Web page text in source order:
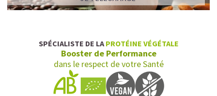
SPÉCIALISTE DE LA PROTÉINE VÉGÉTALE
Booster de Performance
dans le respect de votre Santé